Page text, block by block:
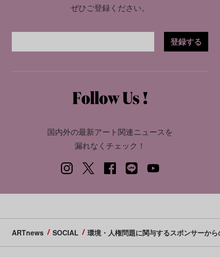
ぜひご登録ください。
登録する
国内外の最新アート関連ニュースを
漏れなくチェック！
ARTnews SOCIAL 環境・人権問題に関与するスポンサーか